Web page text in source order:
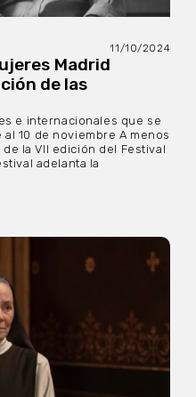
11/10/2024
Madrid
de las
e internacionales que se
10 de noviembre A menos
la VII edición del Festival
adelanta la